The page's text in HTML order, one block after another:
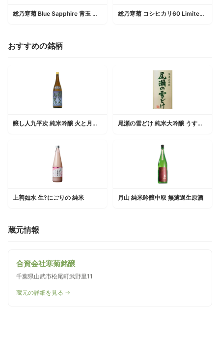
総乃寒菊 Blue Sapphire 青玉 純米大吟醸 総乃寒菊 コシヒカリ60 Limited Edition
おすすめの銘柄
醸し人九平次 純米吟醸 火と月の間に 山田錦 尾瀬の雪どけ 純米大吟醸 うすにごり生酒
上善如水 生?にごりの 純米 月山 純米吟醸中取 無濾過生原酒
蔵元情報
合資会社寒菊銘醸
千葉県山武市松尾町武野里11
蔵元の詳細を見る →